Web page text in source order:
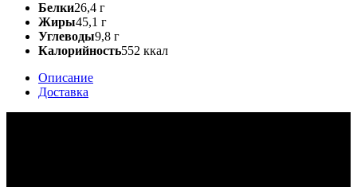
Белки26,4 г
Жиры45,1 г
Углеводы9,8 г
Калорийность552 ккал
Описание
Доставка